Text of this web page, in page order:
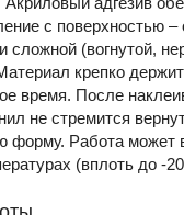
с поверхностью
сложной (вогнутой,
крепко
время. После
не стремится
форму. Работа может
(вплоть до -